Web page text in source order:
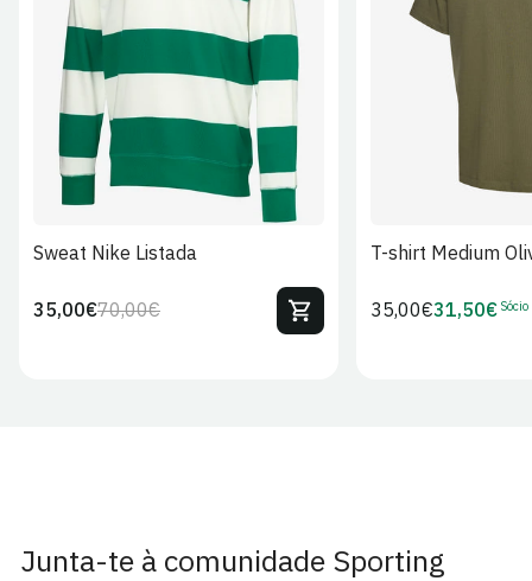
S XL 2XL
Sweat Nike Listada
Preço
70,00€Preço
35,00€
T-shirt Medium
Preço
35,00€Preço
31,50€ Sócio
Junta-te à comunidade Sporting